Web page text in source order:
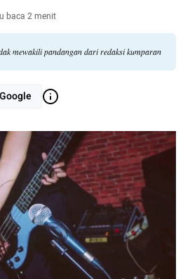
baca 2 menit
mewakili pandangan dari redaksi kumparan